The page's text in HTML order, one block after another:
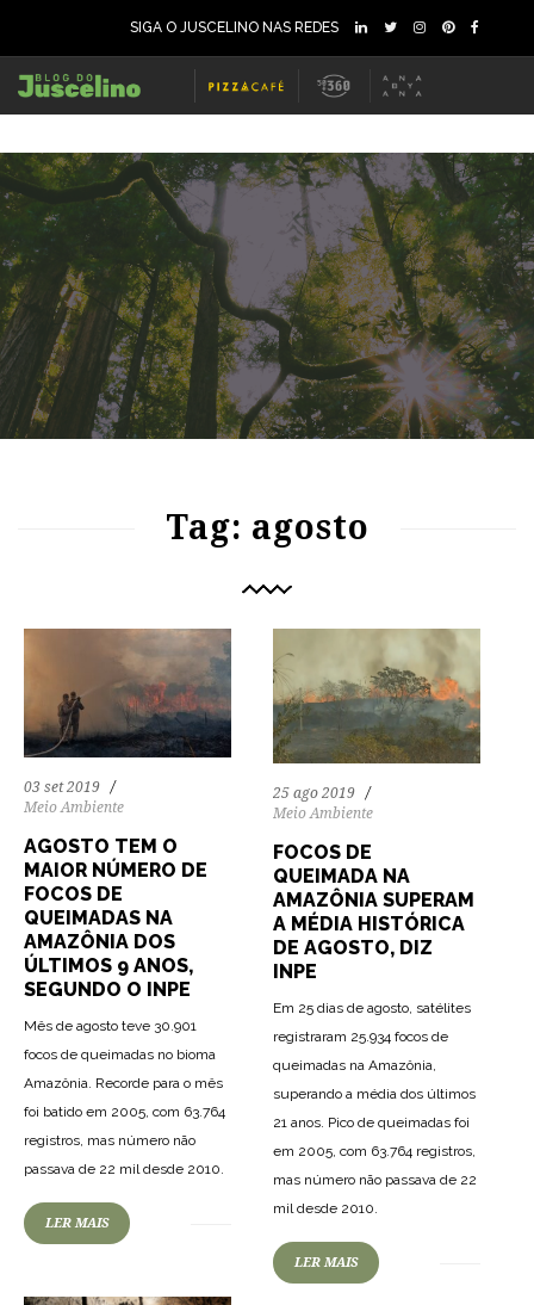
SIGA O JUSCELINO NAS REDES
Tag: agosto
03 set 2019
Meio Ambiente
AGOSTO TEM O
MAIOR NÚMERO DE
FOCOS DE
QUEIMADAS NA
AMAZÔNIA DOS
ÚLTIMOS 9 ANOS,
SEGUNDO O INPE
Mês de agosto teve 30.901
focos de queimadas no bioma
Amazônia. Recorde para o mês
foi batido em 2005, com 63.764
registros, mas número não
passava de 22 mil desde 2010.
LER MAIS
25 ago 2019
Meio Ambiente
FOCOS DE
QUEIMADA NA
AMAZÔNIA SUPERAM
A MÉDIA HISTÓRICA
DE AGOSTO, DIZ
INPE
Em 25 dias de agosto, satélites
registraram 25.934 focos de
queimadas na Amazônia,
superando a média dos últimos
21 anos. Pico de queimadas foi
em 2005, com 63.764 registros,
mas número não passava de 22
mil desde 2010.
LER MAIS